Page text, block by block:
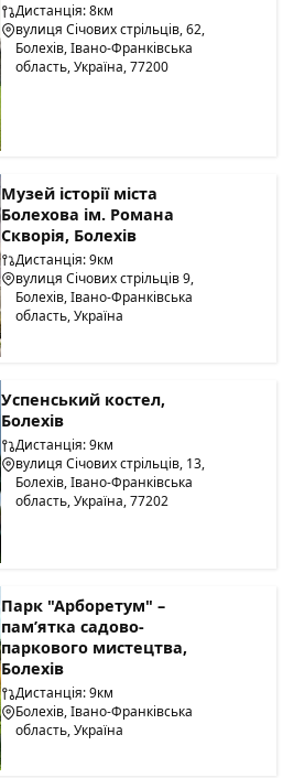
Дистанція: 8км
вулиця Січових стрільців, 62,
Болехів, Івано-Франківська
область, Україна, 77200
Музей історії міста
Болехова ім. Романа
Скворія, Болехів
Дистанція: 9км
вулиця Січових стрільців 9,
Болехів, Івано-Франківська
область, Україна
Успенський костел,
Болехів
Дистанція: 9км
вулиця Січових стрільців, 13,
Болехів, Івано-Франківська
область, Україна, 77202
Парк "Арборетум" –
пам’ятка садово-
паркового мистецтва,
Болехів
Дистанція: 9км
Болехів, Івано-Франківська
область, Україна